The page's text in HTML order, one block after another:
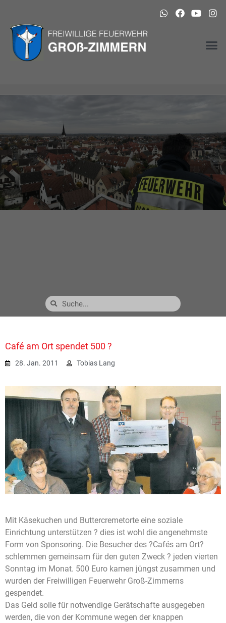
Café am Ort spendet 500 ?
28. Jan. 2011 Tobias Lang
Mit Käsekuchen und Buttercremetorte eine soziale
Einrichtung unterstützen ? dies ist wohl die angenehmste
Form von Sponsoring. Die Besucher des ?Cafés am Ort?
schlemmen gemeinsam für den guten Zweck ? jeden vierten
Sonntag im Monat. 500 Euro kamen jüngst zusammen und
wurden der Freiwilligen Feuerwehr Groß-Zimmerns
gespendet.
Das Geld solle für notwendige Gerätschafte ausgegeben
werden, die von der Kommune wegen der knappen